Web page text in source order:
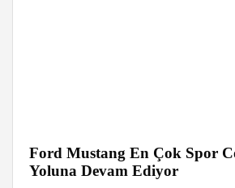
Ford Mustang En Çok Spor
Yoluna Devam Ediyor